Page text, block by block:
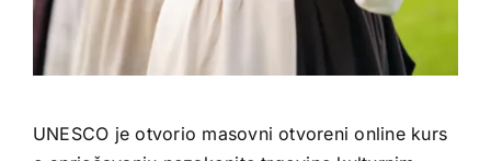
UNESCO je otvorio masovni otvoreni online kurs